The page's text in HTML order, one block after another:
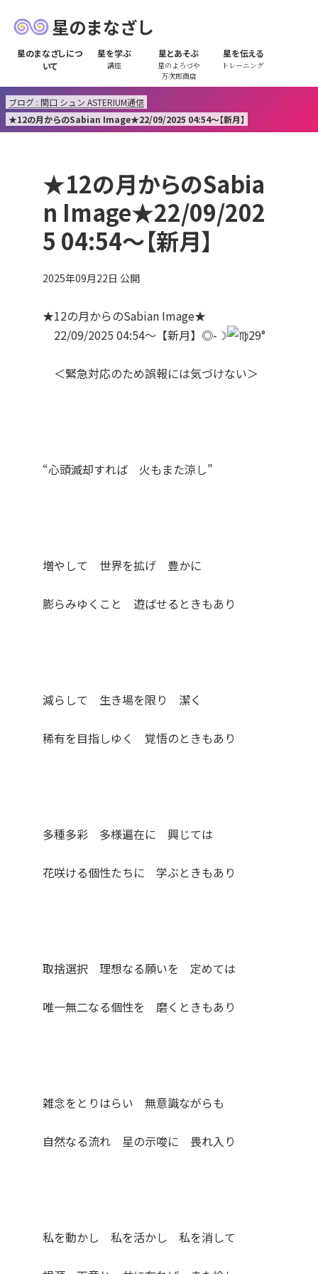
星のまなざし
星のまなざしにつ
いて
星を学ぶ
講座
星とあそぶ
星のよろづや
万次郎商店
星を伝える
トレーニング
ブログ : 関口 シュン ASTERIUM通信
★12の月からのSabian Image★22/09/2025 04:54～【新月】
★12の月からのSabia
n Image★22/09/202
5 04:54～【新月】
2025年09月22日 公開
★12の月からのSabian Image★
22/09/2025 04:54～【新月】◎-☽
29°
＜緊急対応のため誤報には気づけない＞
“心頭滅却すれば 火もまた涼し”
増やして 世界を拡げ 豊かに
膨らみゆくこと 遊ばせるときもあり
減らして 生き場を限り 潔く
稀有を目指しゆく 覚悟のときもあり
多種多彩 多様遍在に 興じては
花咲ける個性たちに 学ぶときもあり
取捨選択 理想なる願いを 定めては
唯一無二なる個性を 磨くときもあり
雑念をとりはらい 無意識ながらも
自然なる流れ 星の示唆に 畏れ入り
私を動かし 私を活かし 私を消して